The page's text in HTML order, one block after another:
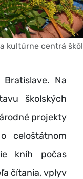
kultúrne centrá škôl
Na
školských
projekty
celoštátnom
kníh počas
čítania, vplyv